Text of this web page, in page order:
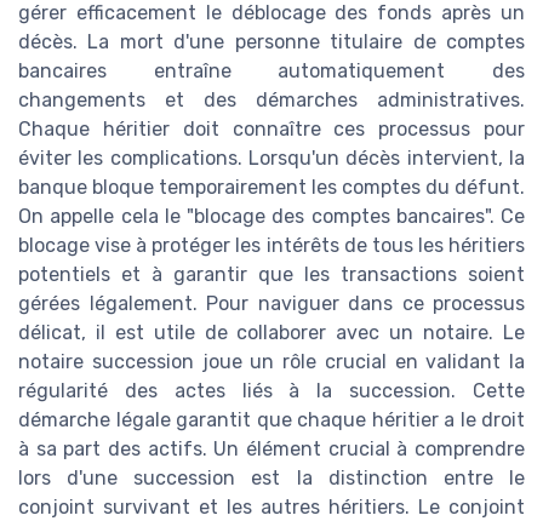
gérer efficacement le déblocage des fonds après un
décès. La mort d'une personne titulaire de comptes
bancaires entraîne automatiquement des
changements et des démarches administratives.
Chaque héritier doit connaître ces processus pour
éviter les complications. Lorsqu'un décès intervient, la
banque bloque temporairement les comptes du défunt.
On appelle cela le "blocage des comptes bancaires". Ce
blocage vise à protéger les intérêts de tous les héritiers
potentiels et à garantir que les transactions soient
gérées légalement. Pour naviguer dans ce processus
délicat, il est utile de collaborer avec un notaire. Le
notaire succession joue un rôle crucial en validant la
régularité des actes liés à la succession. Cette
démarche légale garantit que chaque héritier a le droit
à sa part des actifs. Un élément crucial à comprendre
lors d'une succession est la distinction entre le
conjoint survivant et les autres héritiers. Le conjoint